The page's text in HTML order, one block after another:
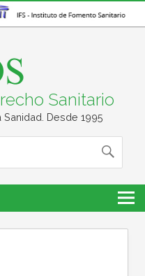
Sanitario
Desde 1995